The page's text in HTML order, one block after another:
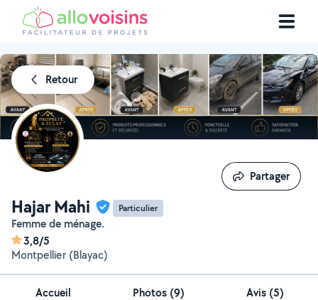
Retour
Hajar Mahi Particulier
Femme de ménage.
3,8/5
Montpellier (Blayac)
Partager
Partager
Accueil Photos (9) Avis (5)